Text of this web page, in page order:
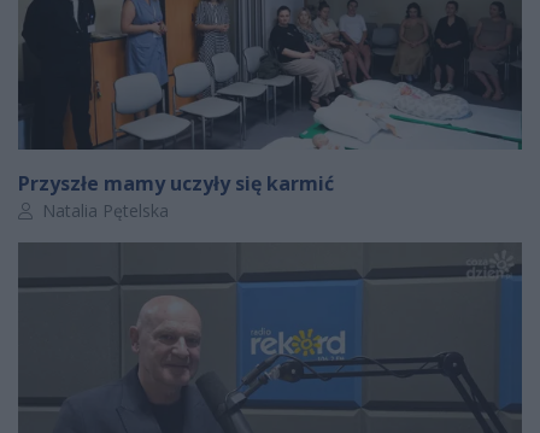
Przyszłe mamy uczyły się karmić
Autor artykułu:
Natalia Pętelska